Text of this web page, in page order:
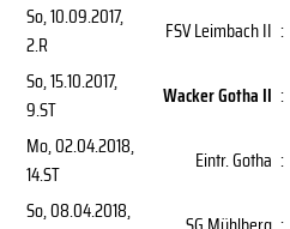
So, 10.09.2017,
2.R
FSV Leimbach II :
So, 15.10.2017,
9.ST
Wacker Gotha II :
Mo, 02.04.2018,
14.ST
Eintr. Gotha :
So, 08.04.2018,